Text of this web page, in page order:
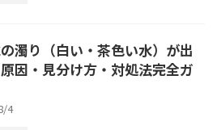
濁り（白い・茶色い水）が出
因・見分け方・対処法完全ガ
4